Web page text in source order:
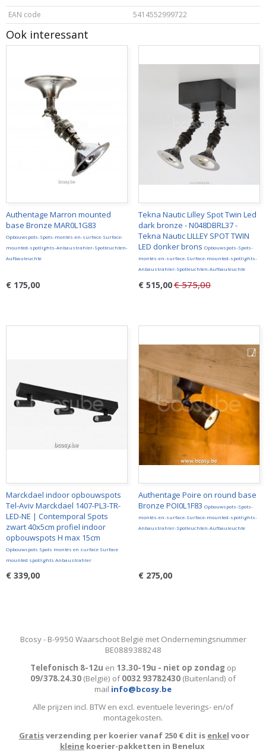
EAN code
5414552999722
Ook interessant
Authentage Marron mounted
base Bronze MAR0L1G83
Opbouwspots-Spots-montés-en-surface-Surface-
mounted-spotlights-Anbaustrahler-Spotleuchten-
Aufbauleuchte
€ 175,00
Tekna Nautic Lilley Spot Twin Led
dark bronze - N048DBRL37 -
Tekna Nautic LILLEY SPOT TWIN
LED donker brons Opbouwspots-Spots-
montés-en-surface-Surface-mounted-spotlights-
Anbaustrahler-Spotleuchten-Aufbauleuchte
€ 515,00€ 575,00
Marckdael indoor opbouwspots
Tel-Aviv Marckdael 1407-PL3-TR-
LED-NE | Contemporal Spots
zwart 40x5cm profiel indoor
opbouwspots H max 15cm
Opbouwspots Spots montés en surface Surface
mounted spotlights Anbaustrahler
€ 339,00
Authentage Poire on round base
Bronze POI0L1F83 Opbouwspots-Spots-
montés-en-surface-Surface-mounted-spotlights-
Anbaustrahler-Spotleuchten-Aufbauleuchte
€ 275,00
Bcosy - B-9950 Waarschoot België met Ondernemingsnummer
BE0889388248
Telefonisch 8-12u en 13.30-19u - niet op zondag op
09/378.24.30 (België) of0032 93782430 (Buitenland) of
mail info@bcosy.be
Alle prijzen incl. BTW en excl. eventuele leverings- en/of
montagekosten.
Gratisverzending per koerier vanaf 250 € dit is enkel voor
kleinekoerier-pakketten in Benelux